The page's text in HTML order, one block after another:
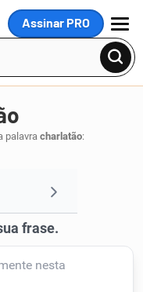
Assinar PRO
MENU
palavracharlatão: